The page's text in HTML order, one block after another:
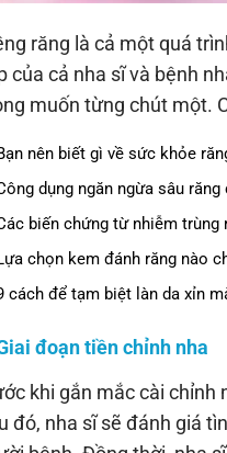
răng là cả một quá
của cả nha sĩ và bệnh
muốn từng chút một.
nên biết gì về sức khỏe
dụng ngăn ngừa sâu
biến chứng từ nhiễm trùng
chọn kem đánh răng nào
cách để tạm biệt làn da xỉn
đoạn tiền chỉnh nha
khi gắn mắc cài chỉnh
đó, nha sĩ sẽ đánh giá